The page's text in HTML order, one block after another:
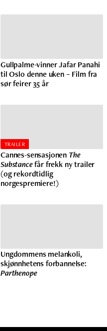
Gullpalme-vinner Jafar Panahi
til Oslo denne uken – Film fra
sør feirer 35 år
TRAILER
Cannes-sensasjonen The
Substancefår frekk ny trailer
(og rekordtidlig
norgespremiere!)
Ungdommens melankoli,
skjønnhetens forbannelse:
Parthenope